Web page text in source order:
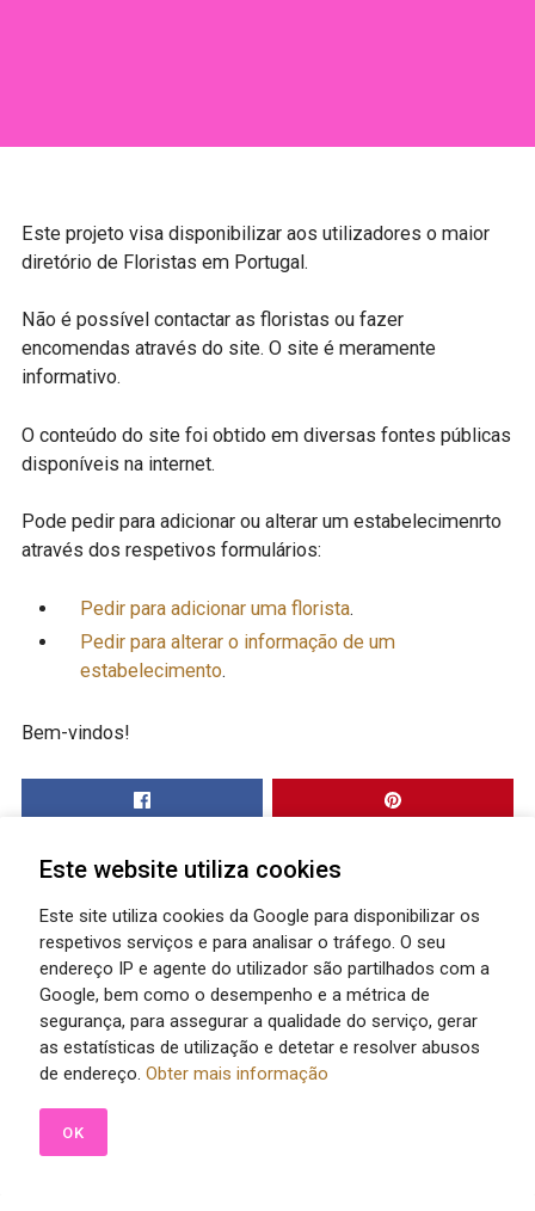
Este projeto visa disponibilizar aos utilizadores o maior
diretório de Floristas em Portugal.
Não é possível contactar as floristas ou fazer
encomendas através do site. O site é meramente
informativo.
O conteúdo do site foi obtido em diversas fontes públicas
disponíveis na internet.
Pode pedir para adicionar ou alterar um estabelecimenrto
através dos respetivos formulários:
Pedir para adicionar uma florista.
Pedir para alterar o informação de um
estabelecimento.
Bem-vindos!
Este website utiliza cookies
Este site utiliza cookies da Google para disponibilizar os
respetivos serviços e para analisar o tráfego. O seu
endereço IP e agente do utilizador são partilhados com a
Google, bem como o desempenho e a métrica de
segurança, para assegurar a qualidade do serviço, gerar
as estatísticas de utilização e detetar e resolver abusos
de endereço. Obter mais informação
OK